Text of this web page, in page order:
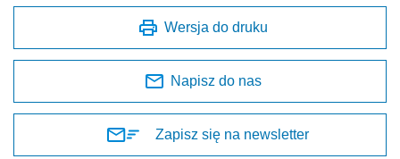
Wersja do druku
Napisz do nas
Zapisz się na newsletter